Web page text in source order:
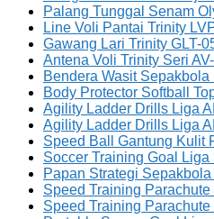
Palang Tunggal Senam
Line Voli Pantai Trinity
Gawang Lari Trinity GLT-
Antena Voli Trinity Seri
Bendera Wasit Sepakbola
Body Protector Softball
Agility Ladder Drills Liga
Agility Ladder Drills Liga
Speed Ball Gantung Kulit
Soccer Training Goal Liga
Papan Strategi
Speed Training
Speed Training